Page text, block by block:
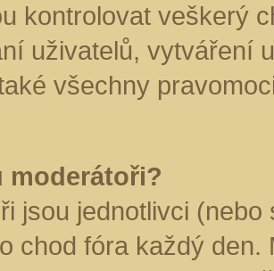
kontrolovat veškerý
uživatelů, vytváření
všechny
moderátoři?
jsou jednotlivci
chod fóra každý